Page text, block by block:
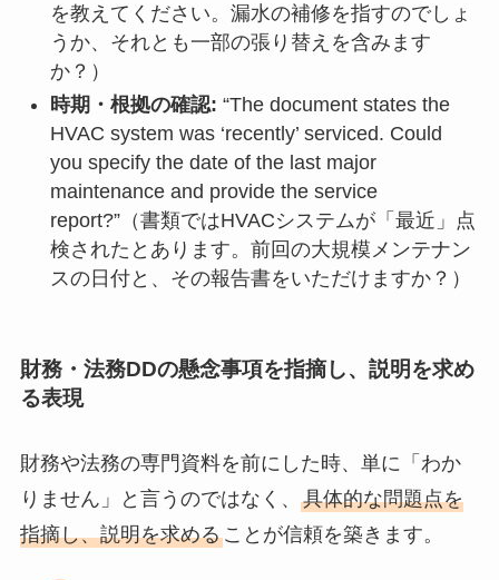
を教えてください。漏水の補修を指すのでしょ
うか、それとも一部の張り替えを含みます
か？）
時期・根拠の確認: “The document states the
HVAC system was ‘recently’ serviced. Could
you specify the date of the last major
maintenance and provide the service
report?”（書類ではHVACシステムが「最近」点
検されたとあります。前回の大規模メンテナン
スの日付と、その報告書をいただけますか？）
財務・法務DDの懸念事項を指摘し、説明を求め
る表現
財務や法務の専門資料を前にした時、単に「わか
りません」と言うのではなく、 具体的な問題点を
指摘し、説明を求めることが信頼を築きます。